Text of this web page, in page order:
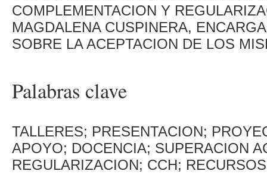
COMPLEMENTACION Y
MAGDALENA CUSPINERA,
SOBRE LA ACEPTACION DE LOS
Palabras clave
TALLERES; PRESENTACION;
APOYO; DOCENCIA; SUPERACION
REGULARIZACION; CCH;